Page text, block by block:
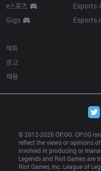
e스포츠
Gigs
Esports
Esports
제휴
광고
채용
© 2012-2026 OP.GG. OP.GG
reflect the views or opinions
involved in producing or
Legends and Riot Games are
Riot Games, Inc. League of